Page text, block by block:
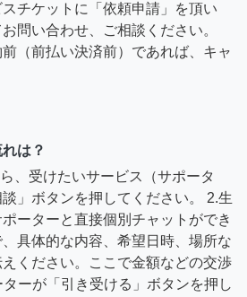
チケットに「依頼申請」を頂い
問い合わせ、ご相談ください。
（前払い決済前）であれば、キャ
は？
、受けたいサービス（サポータ
」ボタンを押してください。 2.生
ーターと直接個別チャットができ
具体的な内容、希望日時、場所な
ください。ここで金額などの交渉
ーが「引き受ける」ボタンを押し